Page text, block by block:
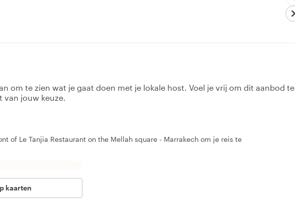
om te zien wat je gaat doen met je lokale host. Voel je vrij om dit aanbod te
van jouw keuze.
of Le Tanjia Restaurant on the Mellah square - Marrakech om je reis te
kaarten